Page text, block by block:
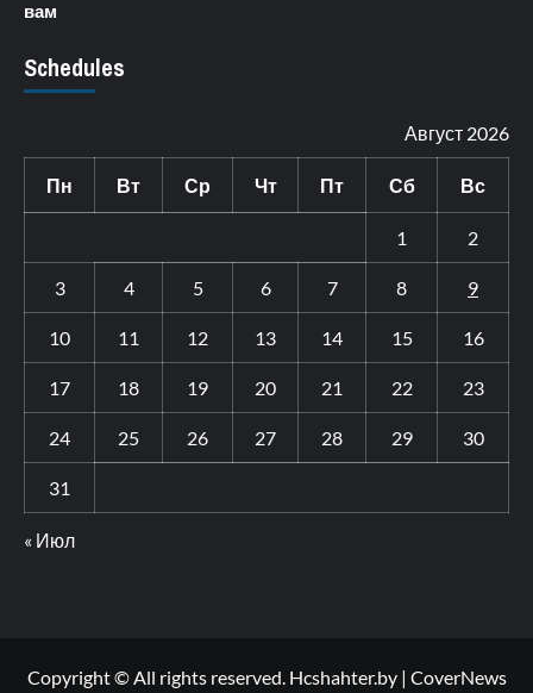
вам
Schedules
Август 2026
Пн Вт Ср Чт Пт Сб Вс
1 2
3 4 5 6 7 8 9
10 11 12 13 14 15 16
17 18 19 20 21 22 23
24 25 26 27 28 29 30
31
« Июл
Copyright © All rights reserved. Hcshahter.by | CoverNews